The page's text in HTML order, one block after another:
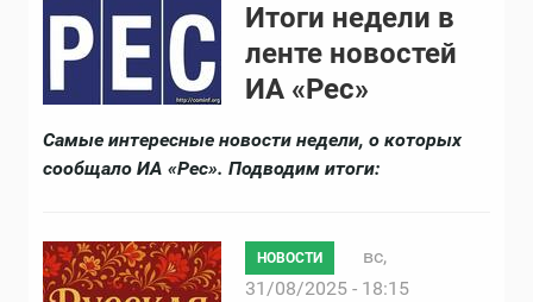
Итоги недели в
ленте новостей
ИА «Рес»
Самые интересные новости недели, о которых
сообщало ИА «Рес». Подводим итоги:
НОВОСТИ
вс,
31/08/2025 - 18:15